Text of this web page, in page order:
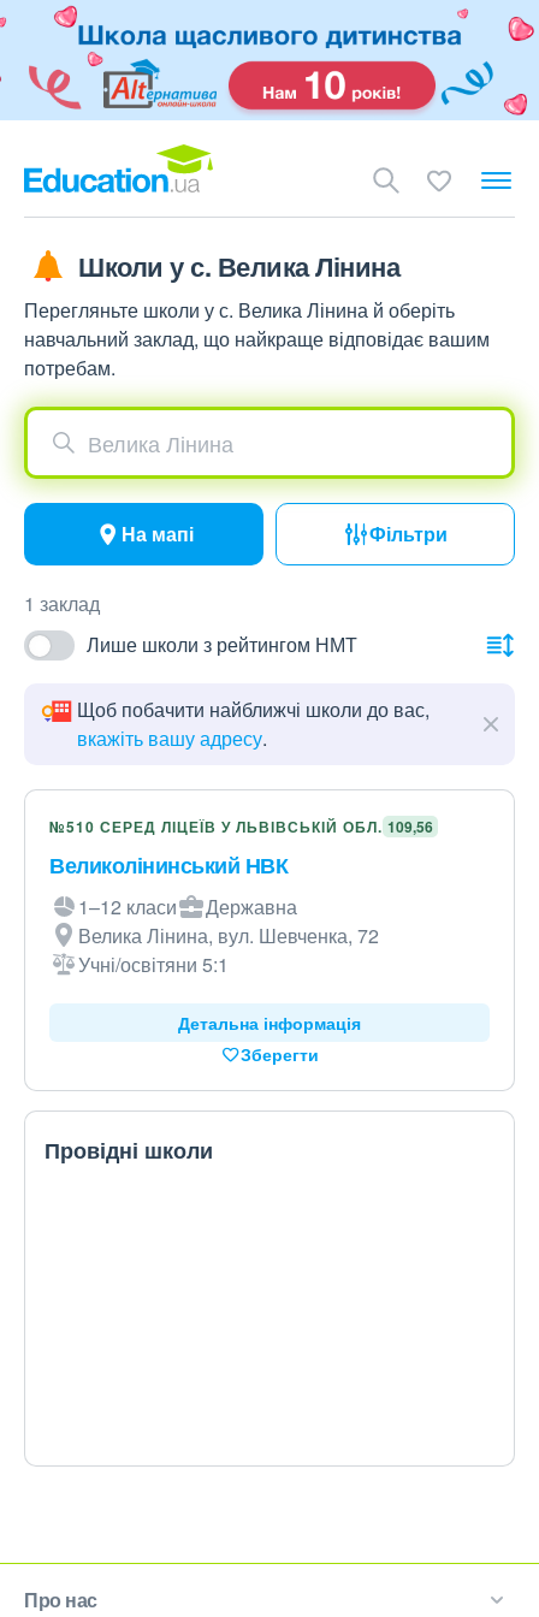
Школи у с. Велика Лінина
Перегляньте школи у с. Велика Лінина й оберіть
навчальний заклад, що найкраще відповідає вашим
потребам.
Велика Лінина
На мапі Фільтри
1 заклад
Лише школи з рейтингом НМТ
Щоб побачити найближчі школи до вас,
вкажіть вашу адресу.
№510 СЕРЕД ЛІЦЕЇВ У ЛЬВІВСЬКІЙ ОБЛ. 109,56
Великолінинський НВК
1–12 класи
Державна
Велика Лінина, вул. Шевченка, 72
Учні/освітяни 5:1
Детальна інформація
Зберегти
Провідні школи
Про нас